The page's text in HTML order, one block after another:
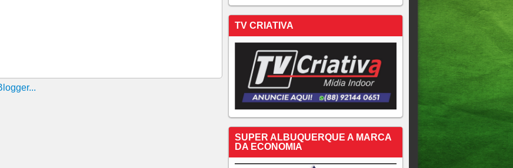
PELA COPA DO NORDESTE!!!!!
TV CRIATIVA
SUPER ALBUQUERQUE A MARCA
DA ECONOMIA